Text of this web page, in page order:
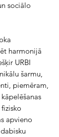
sociālo
harmonijā
URBI
šarmu,
piemēram,
apvieno